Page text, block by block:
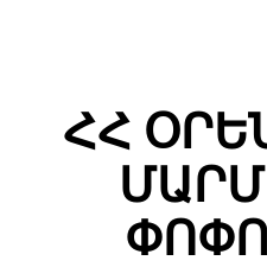
ՀՀ